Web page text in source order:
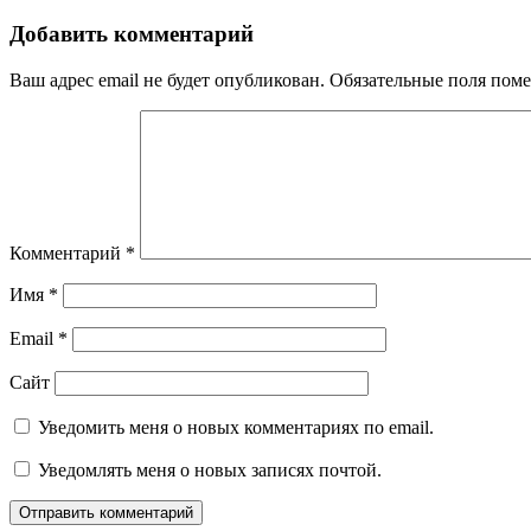
Добавить комментарий
Ваш адрес email не будет опубликован. Обязательные поля
Комментарий *
Имя *
Email *
Сайт
Уведомить меня о новых комментариях по email.
Уведомлять меня о новых записях почтой.